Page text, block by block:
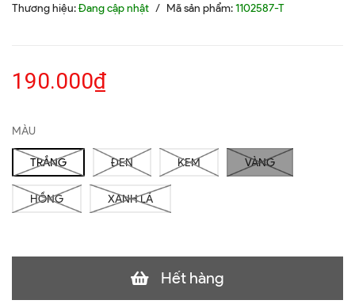
Thương hiệu:Đang cập nhật / Mã sản phẩm:1102587-T
190.000₫
MÀU
TRẮNG ĐEN KEM VÀNG
HỒNG XANH LÁ
Hết hàng